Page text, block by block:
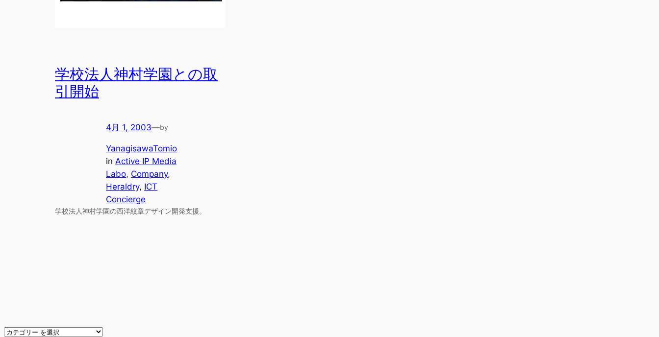
学校法人神村学園との取
引開始
4月 1, 2003—by
YanagisawaTomio
in Active IP Media
Labo, Company
Heraldry, ICT
Concierge
学校法人神村学園の西洋紋章デザイン開発支援。